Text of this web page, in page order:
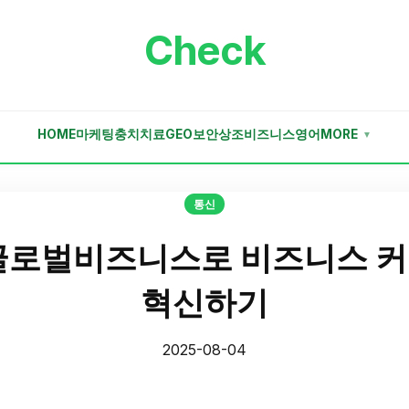
Check
HOME마케팅충치치료GEO보안상조비즈니스영어 MORE ▼
통신
벌비즈니스로 비즈니스
혁신하기
2025-08-04